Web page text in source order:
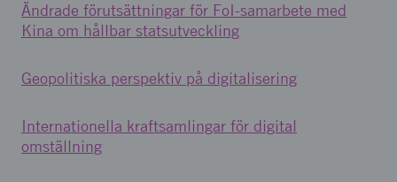
Ändrade förutsättningar för FoI-samarbete med
Kina om hållbar statsutveckling
Geopolitiska perspektiv på digitalisering
Internationella kraftsamlingar för digital
omställning